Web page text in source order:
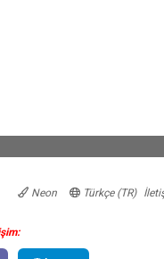
Neon Türkçe (TR)